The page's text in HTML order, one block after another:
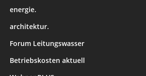
energie.
architektur.
Forum Leitungswasser
Betriebskosten aktuell